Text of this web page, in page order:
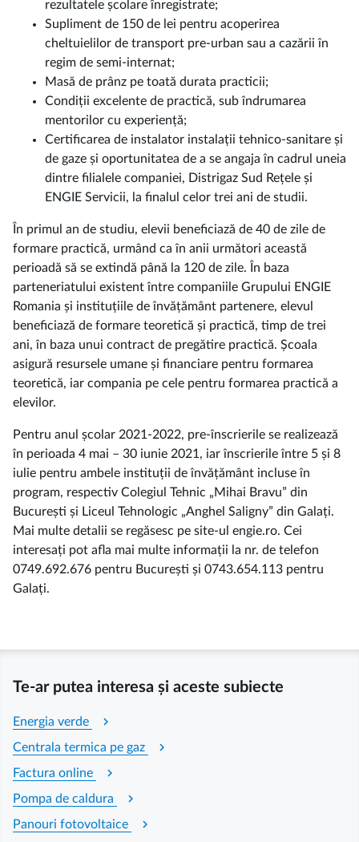
rezultatele școlare înregistrate;
Supliment de 150 de lei pentru acoperirea
cheltuielilor de transport pre-urban sau a cazării în
regim de semi-internat;
Masă de prânz pe toată durata practicii;
Condiții excelente de practică, sub îndrumarea
mentorilor cu experiență;
Certificarea de instalator instalații tehnico-sanitare și
de gaze și oportunitatea de a se angaja în cadrul uneia
dintre filialele companiei, Distrigaz Sud Rețele și
ENGIE Servicii, la finalul celor trei ani de studii.
În primul an de studiu, elevii beneficiază de 40 de zile de
formare practică, urmând ca în anii următori această
perioadă să se extindă până la 120 de zile. În baza
parteneriatului existent între companiile Grupului ENGIE
Romania și instituțiile de învățământ partenere, elevul
beneficiază de formare teoretică și practică, timp de trei
ani, în baza unui contract de pregătire practică. Școala
asigură resursele umane și financiare pentru formarea
teoretică, iar compania pe cele pentru formarea practică a
elevilor.
Pentru anul școlar 2021-2022, pre-înscrierile se realizează
în perioada 4 mai – 30 iunie 2021, iar înscrierile între 5 și 8
iulie pentru ambele instituții de învățământ incluse în
program, respectiv Colegiul Tehnic „Mihai Bravu” din
București și Liceul Tehnologic „Anghel Saligny” din Galați.
Mai multe detalii se regăsesc pe site-ul engie.ro. Cei
interesați pot afla mai multe informații la nr. de telefon
0749.692.676 pentru București și 0743.654.113 pentru
Galați.
Te-ar putea interesa și aceste subiecte
Energia verde chevron_right
Centrala termica pe gaz chevron_right
Factura online chevron_right
Pompa de caldura chevron_right
Panouri fotovoltaice chevron_right